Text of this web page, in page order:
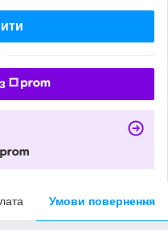
Умови повернення